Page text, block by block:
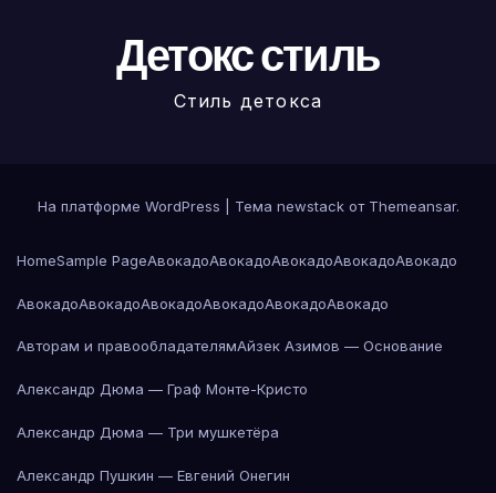
Детокс стиль
Стиль детокса
На платформе WordPress Тема newstack от Themeansar.
HomeSample PageАвокадоАвокадоАвокадоАвокадоАвокадо
АвокадоАвокадоАвокадоАвокадоАвокадоАвокадо
Авторам и правообладателямАйзек Азимов — Основание
Александр Дюма — Граф Монте-Кристо
Александр Дюма — Три мушкетёра
Александр Пушкин — Евгений Онегин